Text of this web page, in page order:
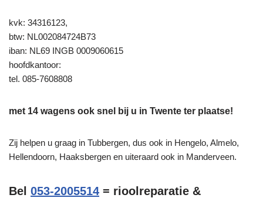
kvk: 34316123,
btw: NL002084724B73
iban: NL69 INGB 0009060615
hoofdkantoor:
tel. 085-7608808
met 14 wagens ook snel bij u in Twente ter plaatse!
Zij helpen u graag in Tubbergen, dus ook in Hengelo, Almelo,
Hellendoorn, Haaksbergen en uiteraard ook in Manderveen.
Bel 053-2005514 = rioolreparatie &